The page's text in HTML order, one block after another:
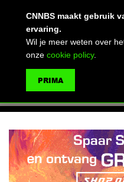
CNNBS maakt gebruik
ervaring.
Wil je meer weten over
onze cookie policy.
PRIMA